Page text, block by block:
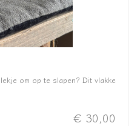
om op te slapen? Dit vlakke
€ 30,00